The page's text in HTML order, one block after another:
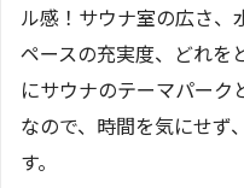
ル感！サウナ室の広さ、
ペースの充実度、どれを
にサウナのテーマパーク
なので、時間を気にせず
す。